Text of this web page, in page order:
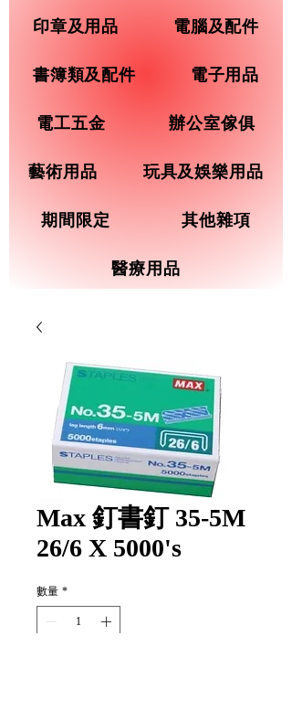
印章及用品 電腦及配件
書簿類及配件 電子用品
電工五金 辦公室傢俱
藝術用品 玩具及娛樂用品
期間限定 其他雜項
醫療用品
Max 釘書釘 35-5M
26/6 X 5000's
數量 *